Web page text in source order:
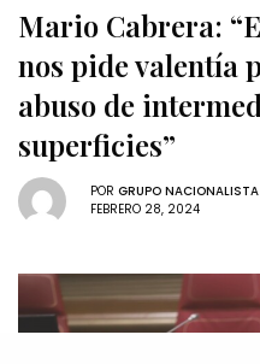
Mario Cabrera:
nos pide valentía
abuso de
superficies”
POR GRUPO
FEBRERO 28, 2024